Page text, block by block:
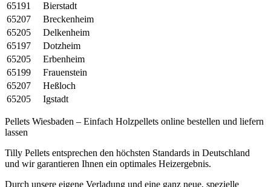
65191
Bierstadt
65207
Breckenheim
65205
Delkenheim
65197
Dotzheim
65205
Erbenheim
65199
Frauenstein
65207
Heßloch
65205
Igstadt
Pellets Wiesbaden – Einfach Holzpellets online bestellen und liefern
lassen
Tilly Pellets entsprechen den höchsten Standards in Deutschland
und wir garantieren Ihnen ein optimales Heizergebnis.
Durch unsere eigene Verladung und eine ganz neue, spezielle